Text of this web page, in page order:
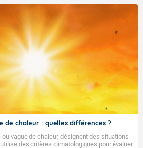
de chaleur : quelles différences ?
vague de chaleur, désignent des situations
des critères climatologiques pour évaluer